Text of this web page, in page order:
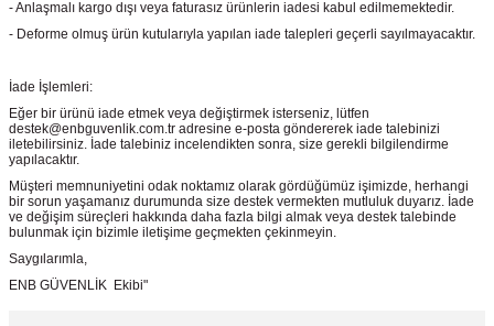
- Anlaşmalı kargo dışı veya faturasız ürünlerin iadesi kabul edilmemektedir.
- Deforme olmuş ürün kutularıyla yapılan iade talepleri geçerli sayılmayacaktır.
İade İşlemleri:
Eğer bir ürünü iade etmek veya değiştirmek isterseniz, lütfen
destek@enbguvenlik.com.tr adresine e-posta göndererek iade talebinizi
iletebilirsiniz. İade talebiniz incelendikten sonra, size gerekli bilgilendirme
yapılacaktır.
Müşteri memnuniyetini odak noktamız olarak gördüğümüz işimizde, herhangi
bir sorun yaşamanız durumunda size destek vermekten mutluluk duyarız. İade
ve değişim süreçleri hakkında daha fazla bilgi almak veya destek talebinde
bulunmak için bizimle iletişime geçmekten çekinmeyin.
Saygılarımla,
ENB GÜVENLİK Ekibi"